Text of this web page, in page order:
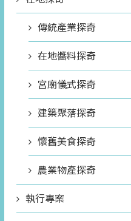
傳統產業探奇
在地醬料探奇
宮廟儀式探奇
建築聚落探奇
懷舊美食探奇
農業物產探奇
執行專案